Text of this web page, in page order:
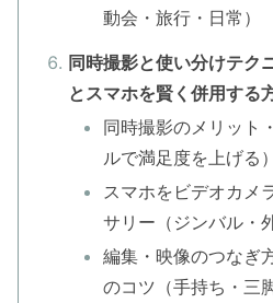
動会・旅行・日常）
同時撮影と使い分けテク
とスマホを賢く併用する
同時撮影のメリット
ルで満足度を上げる）
スマホをビデオカメ
サリー（ジンバル・
編集・映像のつなぎ
のコツ（手持ち・三